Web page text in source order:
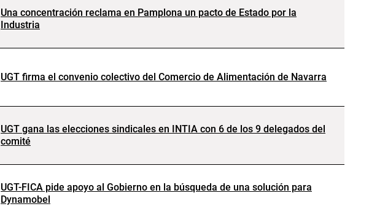
Una concentración reclama en Pamplona un pacto de Estado por la
Industria
UGT firma el convenio colectivo del Comercio de Alimentación de Navarra
UGT gana las elecciones sindicales en INTIA con 6 de los 9 delegados del
comité
UGT-FICA pide apoyo al Gobierno en la búsqueda de una solución para
Dynamobel